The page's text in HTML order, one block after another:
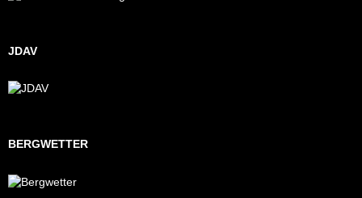
JDAV
BERGWETTER